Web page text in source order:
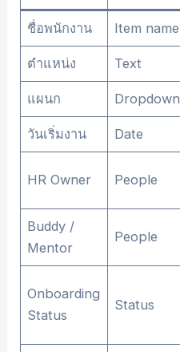
ชื่อพนักงาน Item name
ตำแหน่ง Text
แผนก Dropdown
วันเริ่มงาน Date
HR Owner People
Buddy /
Mentor
People
Onboarding
Status
Status